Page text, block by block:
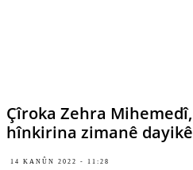
Çîroka Zehra
hînkirina zimanê
14 KANÛN 2022 - 11:28